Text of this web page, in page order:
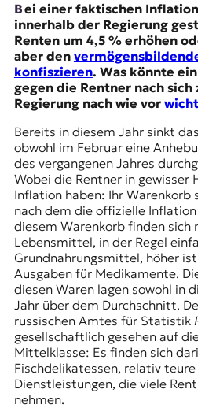
W
s
s
e
n
o
u
r
n
a
i
s
m
u
s
u
n
d
M
e
d
Bei einer faktischen Inflationsrate von 11,9 % wird
innerhalb der Regierung
Renten um 4,5 % erhöhen
aber den
konfiszieren. Was könnte
gegen die Rentner nach
Regierung nach wie vor
Bereits in diesem Jahr sinkt
obwohl im Februar eine
des vergangenen Jahres
Wobei die Rentner in gewisser
Inflation haben: Ihr Warenkorb
nach dem die offizielle
diesem Warenkorb finden sich
Lebensmittel, in der Regel
Grundnahrungsmittel, höher
Ausgaben für Medikamente.
diesen Waren lagen sowohl in
Jahr über dem Durchschnitt.
russischen Amtes für Statistik
gesellschaftlich gesehen auf
Mittelklasse: Es finden sich
Fischdelikatessen, relativ
Dienstleistungen, die viele
nehmen.